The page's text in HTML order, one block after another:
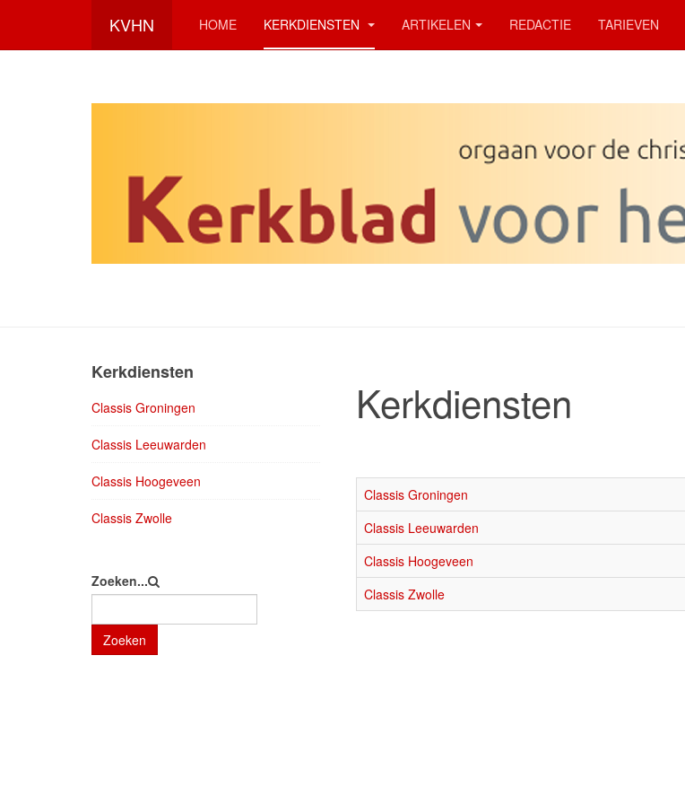
KVHN HOME KERKDIENSTEN ARTIKELEN REDACTIE TARIEVEN
Kerkdiensten
Classis Groningen
Classis Leeuwarden
Classis Hoogeveen
Classis Zwolle
Kerkdiensten
Classis Groningen
Classis Leeuwarden
Classis Hoogeveen
Classis Zwolle
Zoeken...
Zoeken